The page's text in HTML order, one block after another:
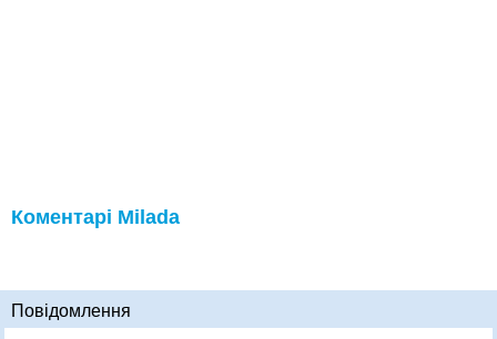
Коментарі Milada
Повідомлення